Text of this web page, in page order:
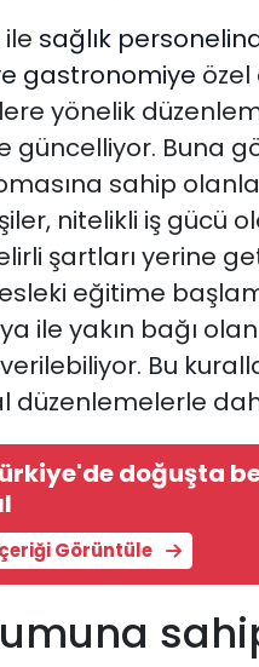
sağlık
gastronomiye
yönelik
güncelliyor. Buna
sahip
nitelikli iş gücü
şartları yerine
eğitime
ile yakın bağı
Bu
doğuşta
Görüntüle